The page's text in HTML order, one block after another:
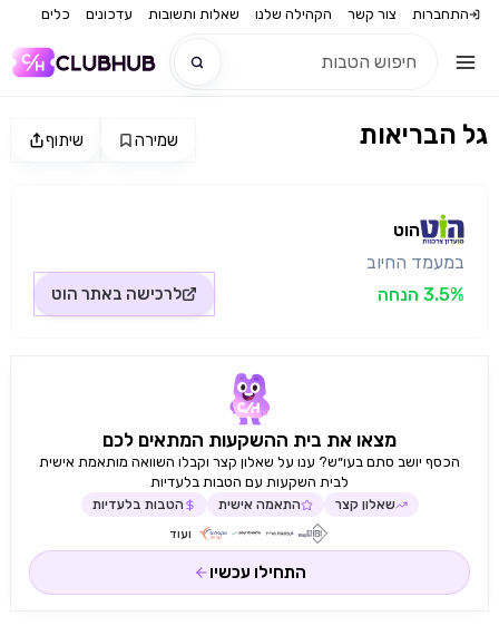
התחברות צור קשר הקהילה שלנו שאלות ותשובות עדכונים כלים
שיתוף שמירה גל הבריאות
הוט
במעמד החיוב
3.5% הנחה
לרכישה באתר הוט
מצאו את בית ההשקעות המתאים לכם
הכסף יושב סתם בעו״ש? ענו על שאלון קצר וקבלו השוואה מותאמת אישית
לבית השקעות עם הטבות בלעדיות
שאלון קצר התאמה אישית הטבות בלעדיות
ועוד
התחילו עכשיו